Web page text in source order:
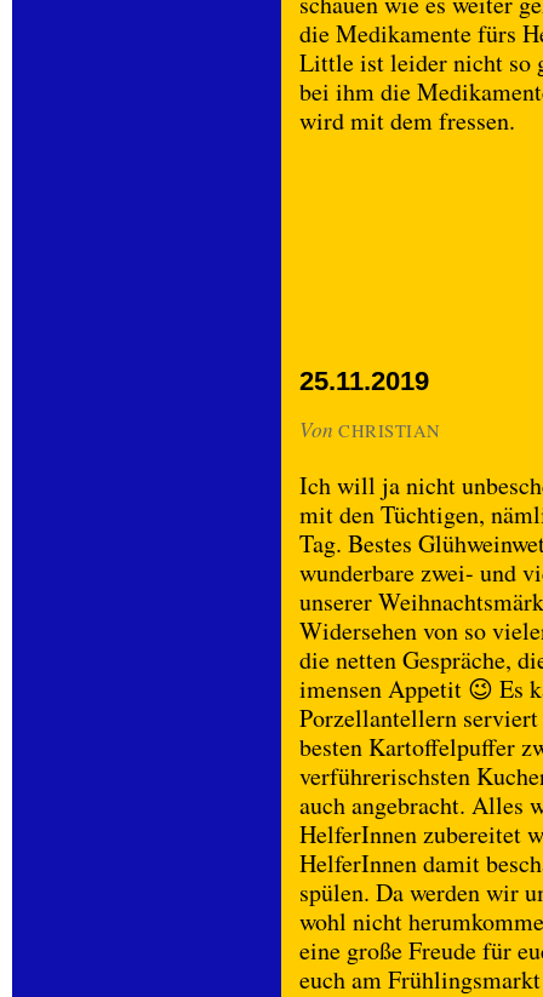
die Medikamente fürs
Little ist leider nicht so
bei ihm die
wird mit dem fressen.
25.11.2019
Von CHRISTIAN
Ich will ja nicht
mit den Tüchtigen,
Tag. Bestes
wunderbare zwei- und
unserer
Widersehen von so
die netten Gespräche,
imensen Appetit 😉 Es
Porzellantellern
besten Kartoffelpuffer
verführerischsten
auch angebracht. Alles
HelferInnen zubereitet
HelferInnen damit
spülen. Da werden wir
wohl nicht
eine große Freude für
euch am